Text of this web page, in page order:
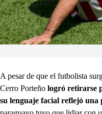
A pesar de que el futbolista
Cerro Porteño logró retirarse
su lenguaje facial reflejó